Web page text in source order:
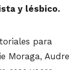
y lésbico.
para
Moraga, Audre